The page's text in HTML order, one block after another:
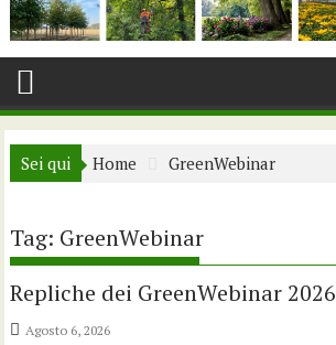
Sei qui Home GreenWebinar
Tag: GreenWebinar
Repliche dei GreenWebinar 2026
Agosto 6, 2026